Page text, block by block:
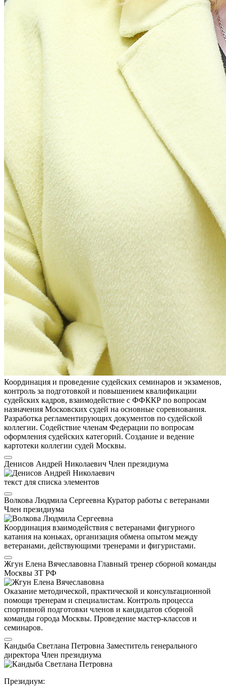
Координация и проведение судейских семинаров и экзаменов,
контроль за подготовкой и повышением квалификации
судейских кадров, взаимодействие с ФФККР по вопросам
назначения Московских судей на основные соревнования.
Разработка регламентирующих документов по судейской
коллегии. Содействие членам Федерации по вопросам
оформления судейских категорий. Создание и ведение
картотеки коллегии судей Москвы.
Денисов Андрей Николаевич Член президиума
текст для списка элементов
Волкова Людмила Сергеевна Куратор работы с ветеранами
Член президиума
Координация взаимодействия с ветеранами фигурного
катания на коньках, организация обмена опытом между
ветеранами, действующими тренерами и фигуристами.
Жгун Елена Вячеславовна Главный тренер сборной команды
Москвы ЗТ РФ
Оказание методической, практической и консультационной
помощи тренерам и специалистам. Контроль процесса
спортивной подготовки членов и кандидатов сборной
команды города Москвы. Проведение мастер-классов и
семинаров.
Кандыба Светлана Петровна Заместитель генерального
директора Член президиума
Президиум: